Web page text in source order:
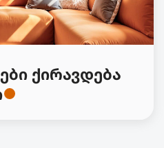
ქირავდება